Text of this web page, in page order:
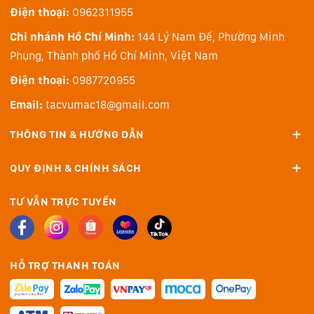
nghiệm sống động
Phiên bản mới này của nhà Dell sở hữu màn hình
15.6inch với độ phân giải FHD (1920x1080 pixel). Tần
cảnh hiển thị trên màn hình sẽ vô cùng mượt mà,
không gặp hiện tượng giật, lag hay xé màn hình trong
Điện thoại: 0962311955
Chi nhánh Hồ Chí Minh: 144 Lý Nam Đế, Phường Minh
Phụng, Thành phố Hồ Chí Minh, Việt Nam
Điện thoại: 0987720955
Email: tacvumac18@gmail.com
THÔNG TIN & HƯỚNG DẪN
QUY ĐỊNH & CHÍNH SÁCH
TƯ VẪN TRỰC TUYẾN
HỖ TRỢ THANH TOÁN